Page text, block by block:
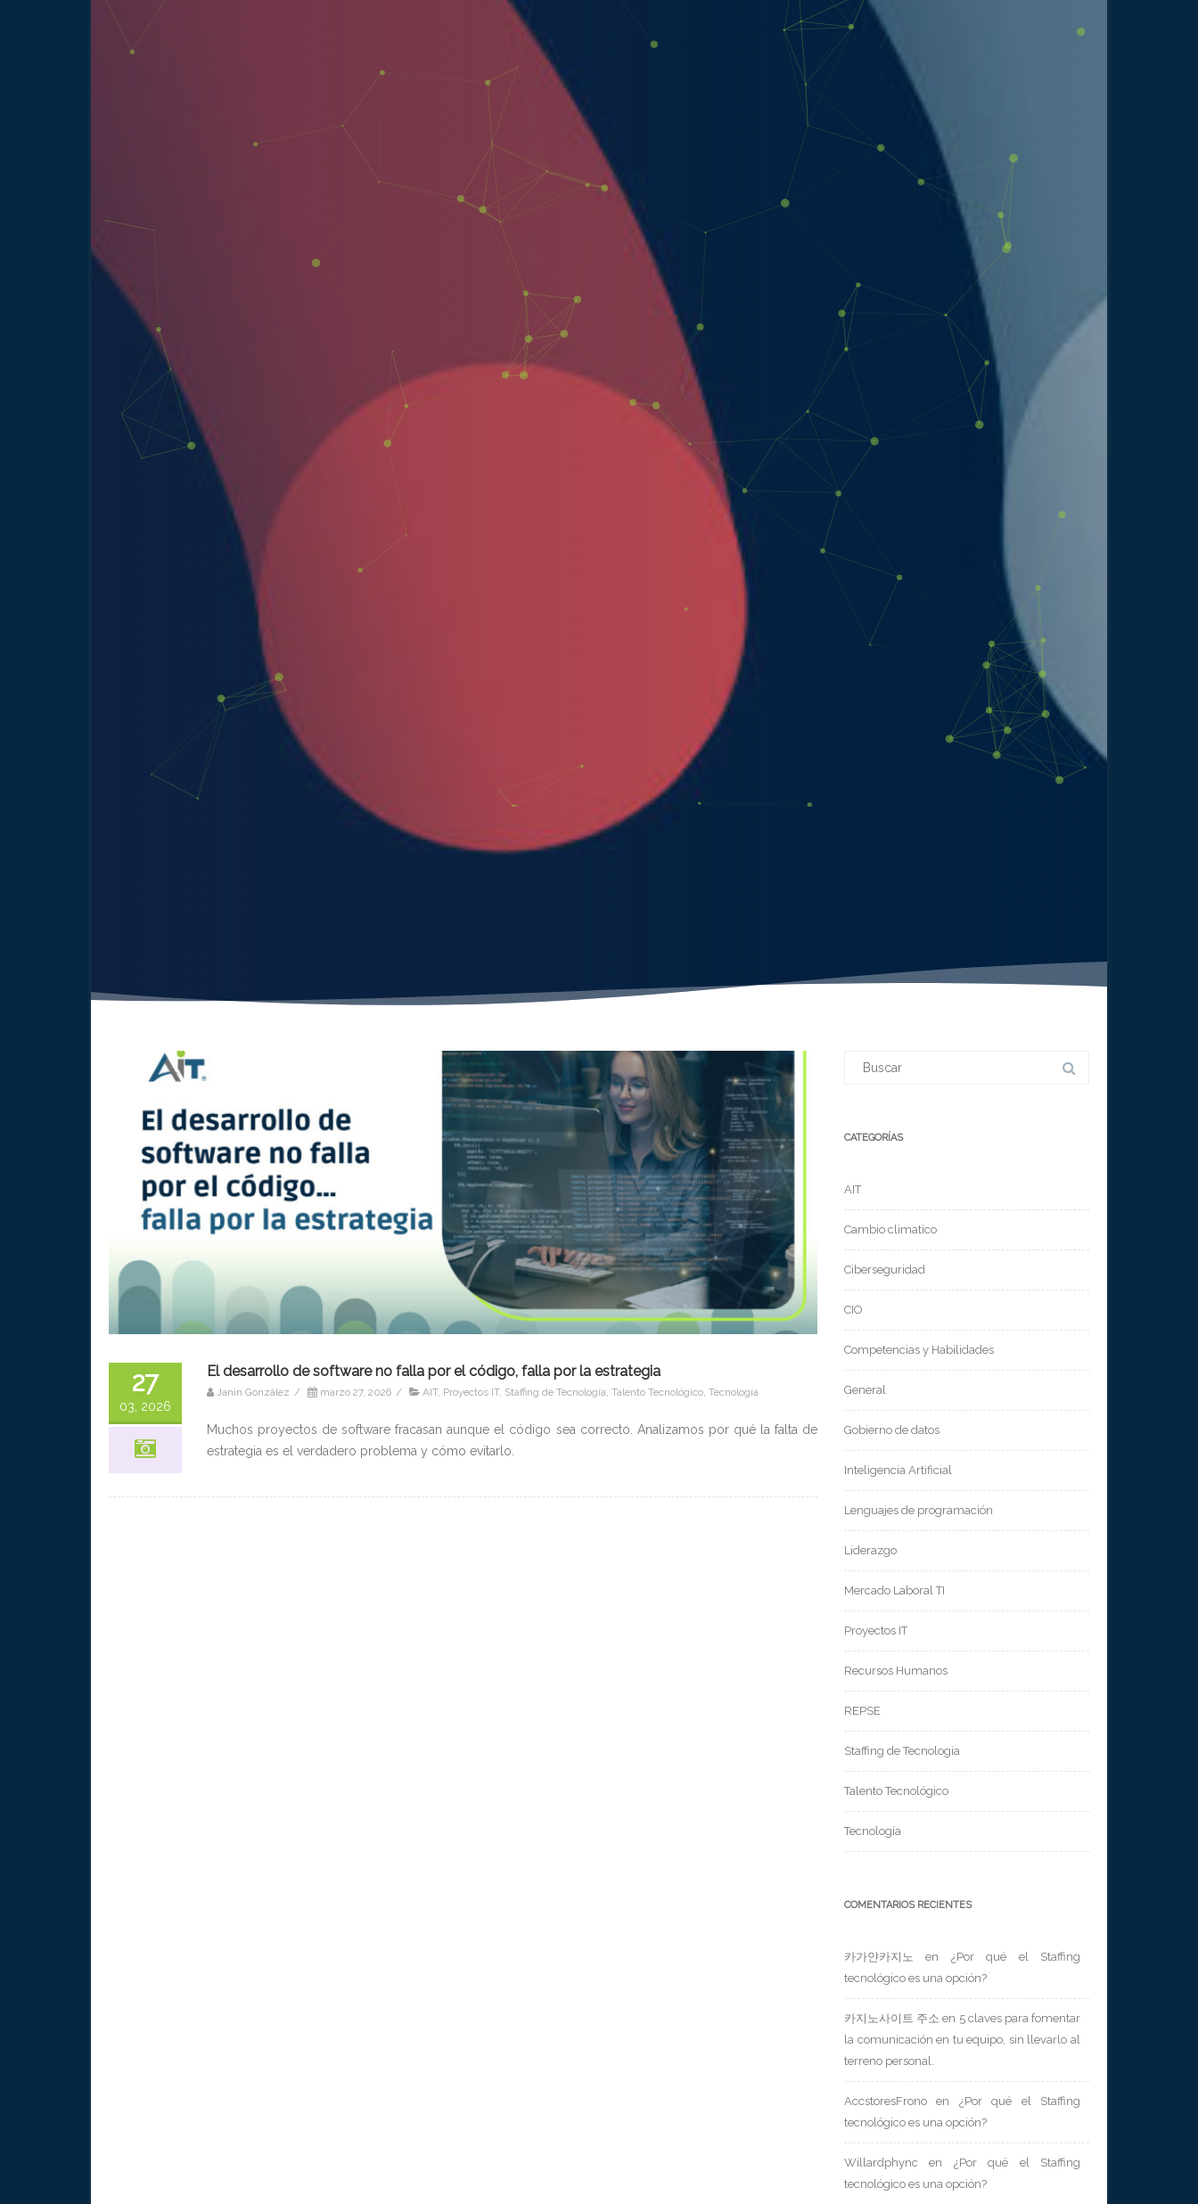
27
03, 2026
El desarrollo de software no falla por el código, falla por la estrategia
Janin González / marzo 27, 2026 / AIT, Proyectos IT, Staffing de Tecnología Talento Tecnológico Tecnología
Muchos proyectos de software fracasan aunque el código sea correcto. Analizamos por qué la falta de
estrategia es el verdadero problema y cómo evitarlo.
CATEGORÍAS
AIT
Cambio climatico
Ciberseguridad
CIO
Competencias y Habilidades
General
Gobierno de datos
Inteligencia Artificial
Lenguajes de programación
Liderazgo
Mercado Laboral TI
Proyectos IT
Recursos Humanos
REPSE
Staffing de Tecnología
Talento Tecnológico
Tecnología
COMENTARIOS RECIENTES
카가얀카지노 en ¿Por qué el Staffing
tecnológico es una opción?
카지노사이트 주소 en 5 claves para fomentar
la comunicación en tu equipo, sin llevarlo al
terreno personal.
AccstoresFrono en ¿Por qué el Staffing
tecnológico es una opción?
Willardphync en ¿Por qué el Staffing
tecnológico es una opción?